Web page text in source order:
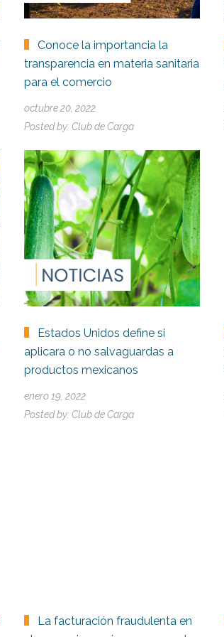
Conoce la importancia la
transparencia en materia sanitaria
para el comercio
octubre 20, 2022
Posted by: Club de Carga
Estados Unidos define si
aplicara o no salvaguardas a
productos mexicanos
enero 19, 2022
Posted by: Club de Carga
La facturación fraudulenta en